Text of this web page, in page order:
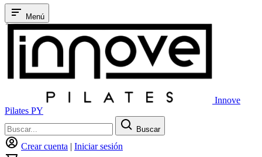
Menú
Innove
Pilates PY
Buscar
Crear cuenta | Iniciar sesión